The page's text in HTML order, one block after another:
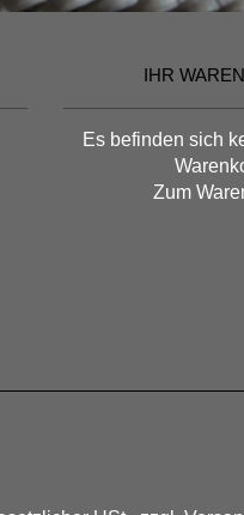
IHR
Es befinden sich
Zum